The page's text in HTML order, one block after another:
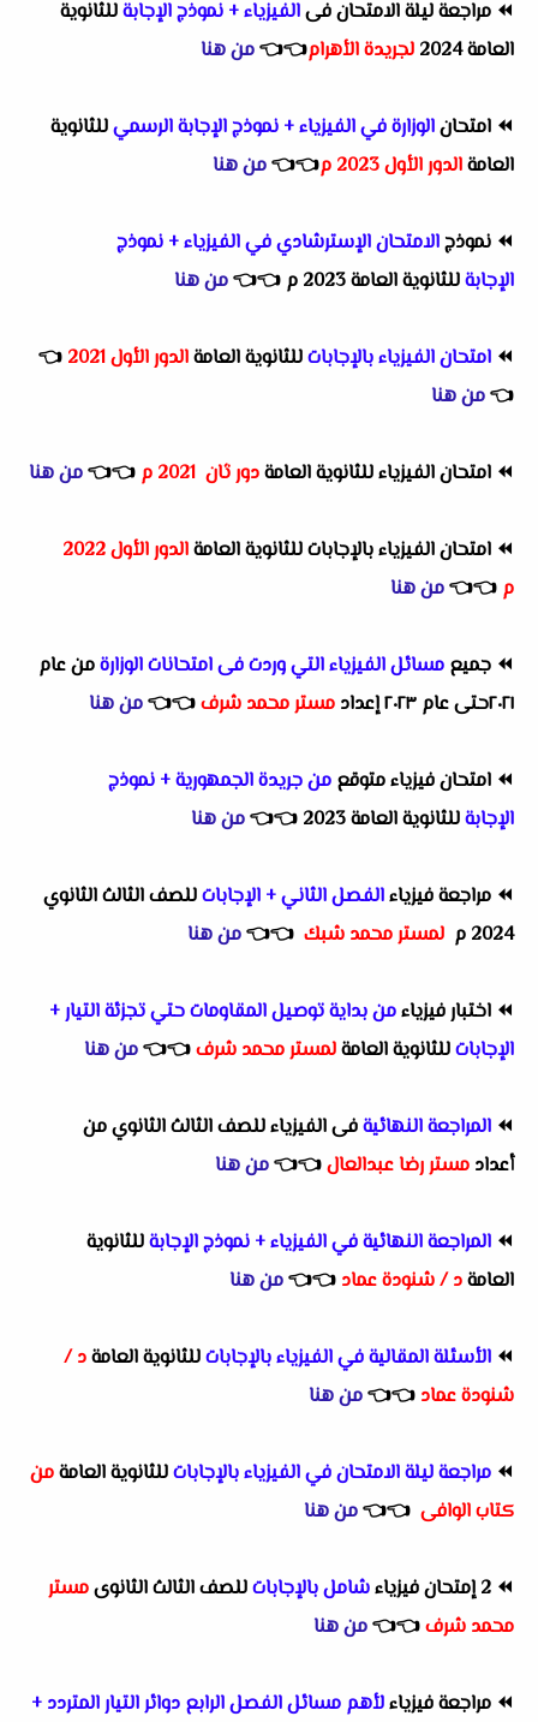
⏪ مراجعة ليلة الامتحان فىالفيزياء + نموذج الإجابةللثانوية
العامة 2024
لجريدة الأهرام👈
👈من هنا
⏪ امتحانالوزارة في الفيزياء + نموذج الإجابة الرسميللثانوية
العامةالدور الأول 2023 م 👈
👈من هنا
⏪ نموذجالامتحان الإسترشادي في الفيزياء + نموذج
الإجابةللثانوية العامة 2023 م 👈
👈من هنا
⏪ امتحان الفيزياءبالإجاباتللثانوية العامةالدور الأول 2021
👈
👈من هنا
⏪ امتحان الفيزياء للثانوية العامةدور ثان 👈
👈من هنا
⏪ امتحان الفيزياء بالإجابات للثانوية العامة
الدور الأول 2022
م 👈
👈من هنا
⏪ جميع مسائل الفيزياء التي وردت فى امتحانات الوزارةمن عام
٢٠٢١حتى عام ٢٠٢٣ إعداد
مستر محمد شرف👈
👈من هنا
⏪ امتحان فيزياء متوقع من جريدة الجمهورية + نموذج
الإجابةللثانوية العامة 2023 👈
👈من هنا
⏪ مراجعة فيزياءالفصل الثاني + الإجاباتللصف الثالث الثانوي
2024 م
لمستر محمد شبك 👈
👈من هنا
⏪ اختبار فيزياءمن بداية توصيل المقاومات حتي تجزئة التيار +
الإجاباتللثانوية العامةلمستر محمد شرف👈
👈من هنا
⏪ المراجعة النهائيةفى الفيزياء للصف الثالث الثانوي من
أعداد مستر رضا عبدالعال👈
👈من هنا
⏪ المراجعة النهائية في الفيزياء + نموذج الإجابةللثانوية
العامةد / شنودة عماد 👈
👈من هنا
⏪ الأسئلة المقالية في الفيزياء بالإجاباتللثانوية العامةد /
شنودة عماد 👈
👈من هنا
⏪ مراجعة ليلة الامتحان في الفيزياء بالإجاباتللثانوية العامةمن
كتاب الوافى 👈
👈من هنا
⏪ 2 إمتحان فيزياء شامل بالإجاباتللصف الثالث الثانوىمستر
محمد شرف👈
👈من هنا
⏪ مراجعة فيزياءلأهم مسائل الفصل الرابع دوائر التيار المتردد +